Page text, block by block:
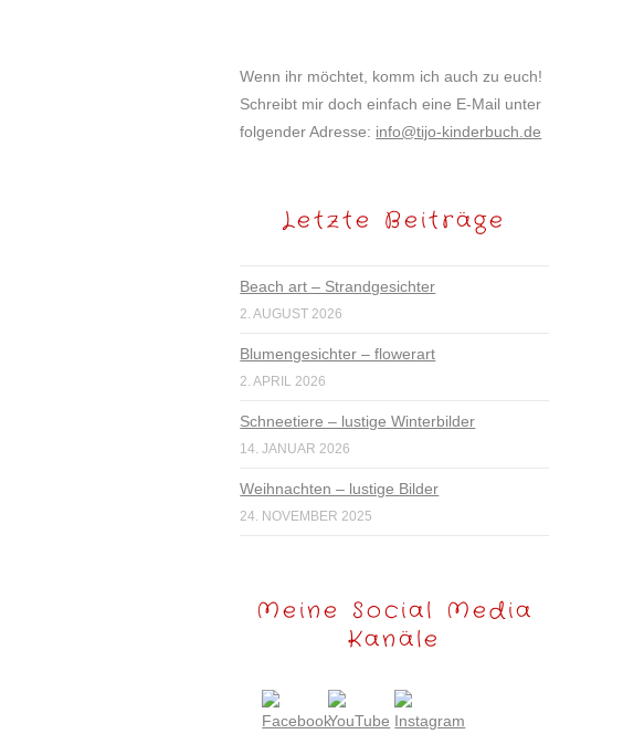
Wenn ihr möchtet, komm ich auch zu euch!
Schreibt mir doch einfach eine E-Mail unter
folgender Adresse: info@tijo-kinderbuch.de
Letzte Beiträge
Beach art – Strandgesichter
2. AUGUST 2026
Blumengesichter – flowerart
2. APRIL 2026
Schneetiere – lustige Winterbilder
14. JANUAR 2026
Weihnachten – lustige Bilder
24. NOVEMBER 2025
Meine Social Media
Kanäle